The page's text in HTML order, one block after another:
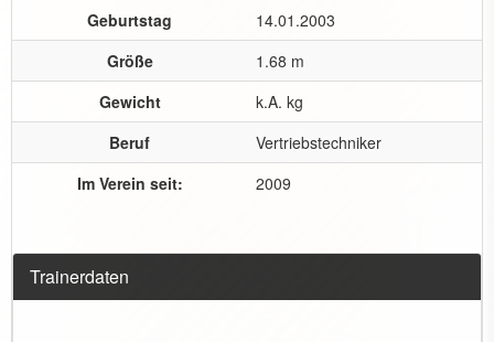
Geburtstag
14.01.2003
Größe
1.68 m
Gewicht
k.A. kg
Beruf
Vertriebstechniker
Im Verein seit:
2009
Trainerdaten